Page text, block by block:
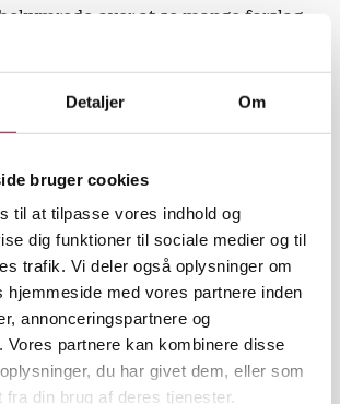
Detaljer Om
bruger cookies
til at tilpasse vores indhold og
dig funktioner til sociale medier og til
trafik. Vi deler også oplysninger om
hjemmeside med vores partnere inden
annonceringspartnere og
Vores partnere kan kombinere disse
du har givet dem, eller som
fra din brug af deres tjenester.
over at se mange forslag,
børn og børn med
besparet. Specialiseret viden
for børn og unge fra hjem
knække kurven, skal vi sætte ind
bygningsmæssigt tillæg til
etager – RED 46
organisatorisk opgave at være ansat
i to etager. Derfor er det
at fjerne tillægget, som giver